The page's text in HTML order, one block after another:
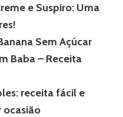
e Suspiro: Uma
Sem Açúcar
Baba – Receita
receita fácil e
ocasião